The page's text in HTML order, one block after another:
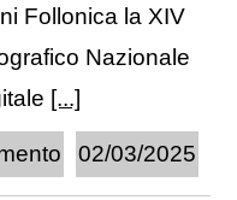
Follonica la XIV
Nazionale
[...]
02/03/2025